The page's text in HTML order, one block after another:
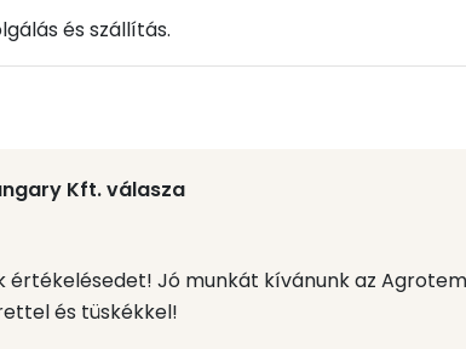
és szállítás.
Kft. válasza
értékelésedet! Jó munkát kívánunk az
és tüskékkel!